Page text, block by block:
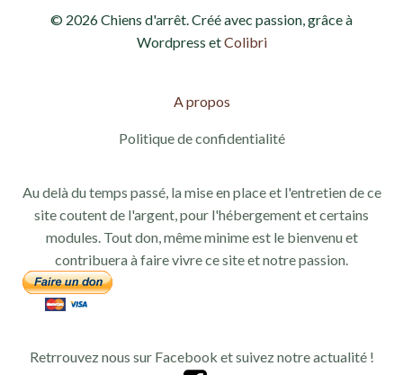
© 2026 Chiens d'arrêt. Créé avec passion, grâce à
Wordpress etColibri
A propos
Politique de confidentialité
Au delà du temps passé, la mise en place et l'entretien de ce
site coutent de l'argent, pour l'hébergement et certains
modules. Tout don, même minime est le bienvenu et
contribuera à faire vivre ce site et notre passion.
Retrrouvez nous sur Facebook et suivez notre actualité !